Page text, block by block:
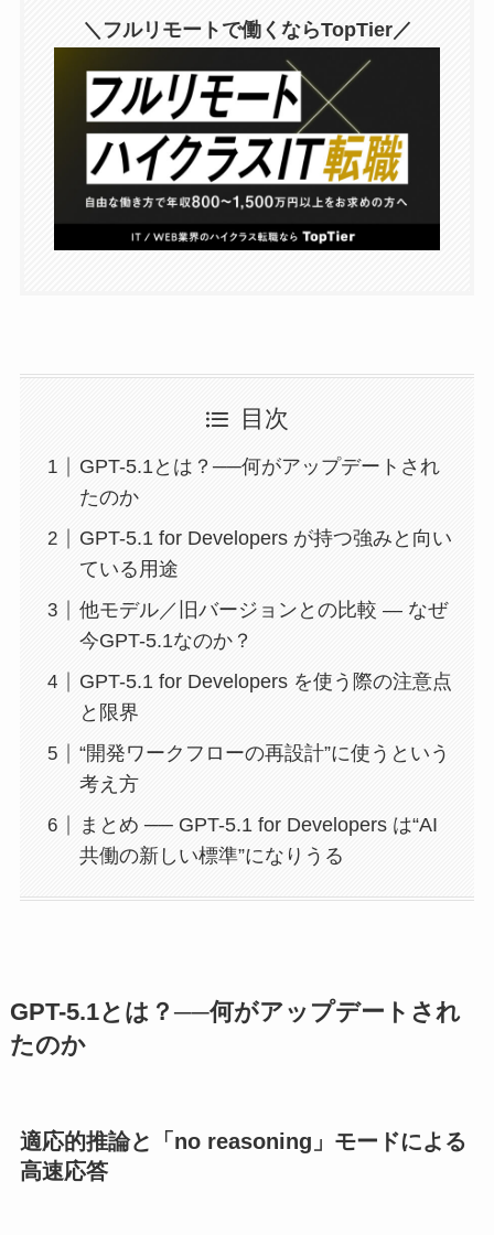
＼フルリモートで働くならTopTier／
目次
GPT-5.1とは？──何がアップデートされ
たのか
GPT-5.1 for Developers が持つ強みと向い
ている用途
他モデル／旧バージョンとの比較 — なぜ
今GPT-5.1なのか？
GPT-5.1 for Developers を使う際の注意点
と限界
“開発ワークフローの再設計”に使うという
考え方
まとめ ── GPT-5.1 for Developers は“AI
共働の新しい標準”になりうる
GPT-5.1とは？──何がアップデートされ
たのか
適応的推論と「no reasoning」モードによる
高速応答